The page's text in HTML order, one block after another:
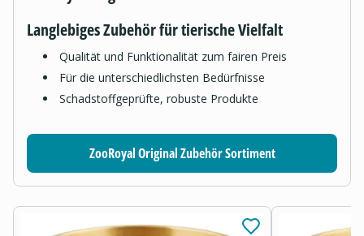
Langlebiges Zubehör für tierische Vielfalt
Qualität und Funktionalität zum fairen Preis
Für die unterschiedlichsten Bedürfnisse
Schadstoffgeprüfte, robuste Produkte
ZooRoyal Original Zubehör Sortiment